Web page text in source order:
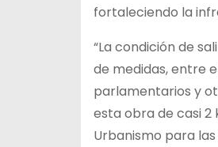
fortaleciendo la
“La condición de
de medidas, entre
parlamentarios y
esta obra de casi 2
Urbanismo para las